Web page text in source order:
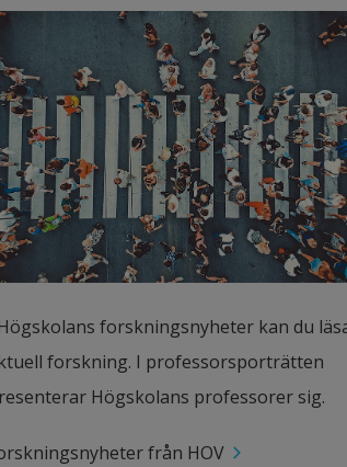
forskningsnyheter kan du
forskning. I professorsporträtten
Högskolans professorer sig.
från HOV